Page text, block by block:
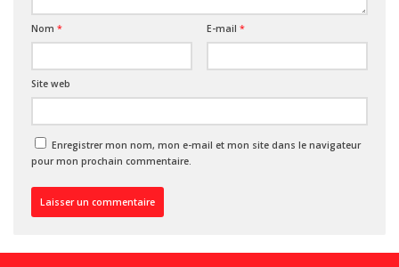
Nom * E-mail *
Site web
Enregistrer mon nom, mon e-mail et mon site dans le navigateur
pour mon prochain commentaire.